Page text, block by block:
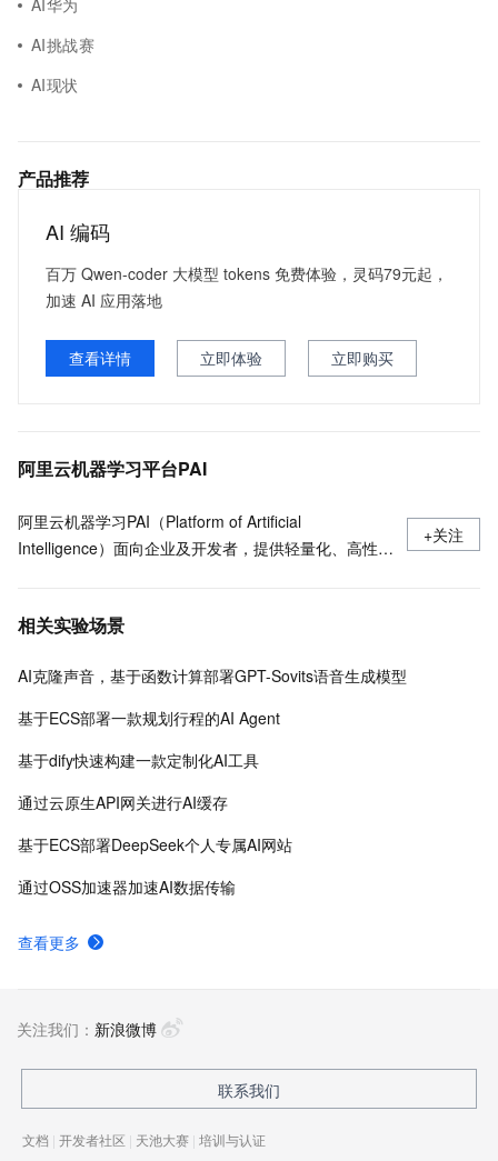
AI华为
AI挑战赛
AI现状
产品推荐
AI 编码
百万 Qwen-coder 大模型 tokens 免费体验，灵码79元起，
加速 AI 应用落地
查看详情 立即体验 立即购买
阿里云机器学习平台PAI
阿里云机器学习PAI（Platform of Artificial
Intelligence）面向企业及开发者，提供轻量化、高性价
DSW云原生交互式建模平台、PAI-DLC云原生AI基础平
征、万亿样本规模加速训练，百余落地场景，全面提升
工程效率。
+关注
相关实验场景
AI克隆声音，基于函数计算部署GPT-Sovits语音生成模型
基于ECS部署一款规划行程的AI Agent
基于dify快速构建一款定制化AI工具
通过云原生API网关进行AI缓存
基于ECS部署DeepSeek个人专属AI网站
通过OSS加速器加速AI数据传输
查看更多
关注我们： 新浪微博
联系我们
文档 | 开发者社区 | 天池大赛 | 培训与认证